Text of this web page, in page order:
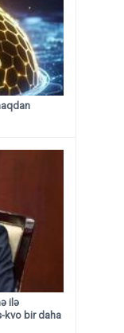
ilə
kvo bir daha